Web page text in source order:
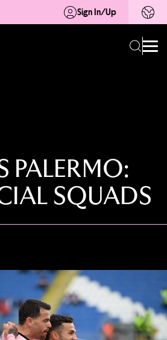
Sign In/Up
PALERMO:
SQUADS